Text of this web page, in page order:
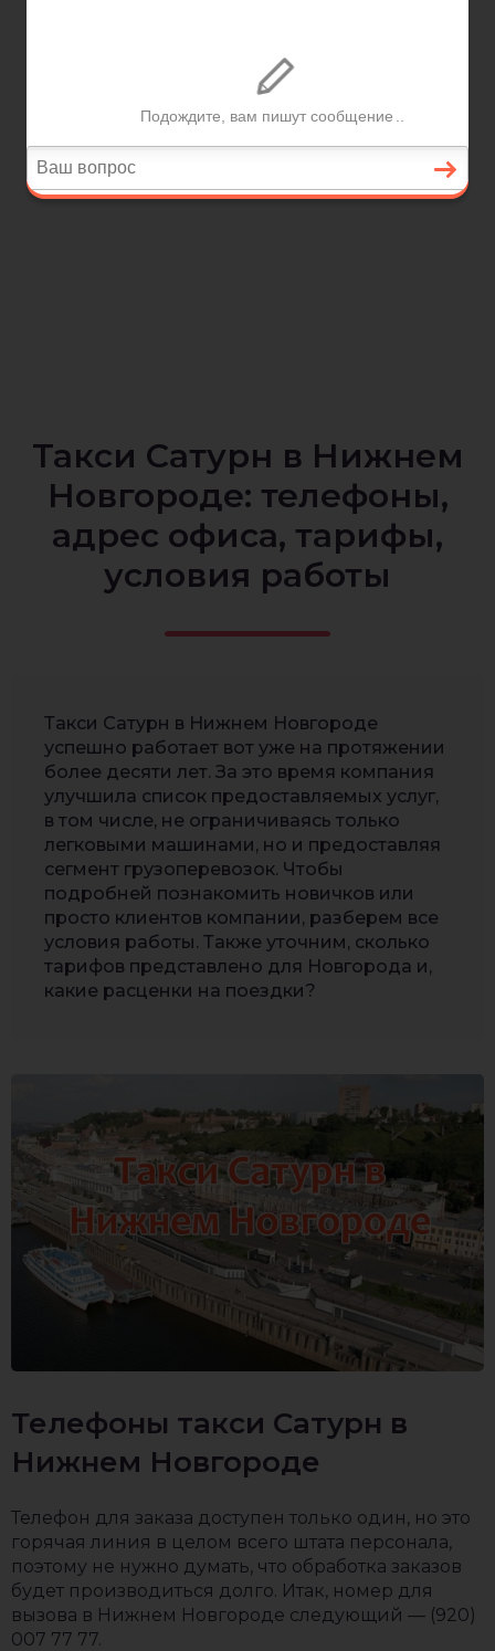
Такси Сатурн в Нижнем
Новгороде: телефоны,
адрес офиса, тарифы,
условия работы
Такси Сатурн в Нижнем Новгороде
успешно работает вот уже на протяжении
более десяти лет. За это время компания
улучшила список предоставляемых услуг,
в том числе, не ограничиваясь только
легковыми машинами, но и предоставляя
сегмент грузоперевозок. Чтобы
подробней познакомить новичков или
просто клиентов компании, разберем все
условия работы. Также уточним, сколько
тарифов представлено для Новгорода и,
какие расценки на поездки?
Телефоны такси Сатурн в
Нижнем Новгороде
Телефон для заказа доступен только один, но это
горячая линия в целом всего штата персонала,
поэтому не нужно думать, что обработка заказов
будет производиться долго. Итак, номер для
вызова в Нижнем Новгороде следующий — (920)
007 77 77.